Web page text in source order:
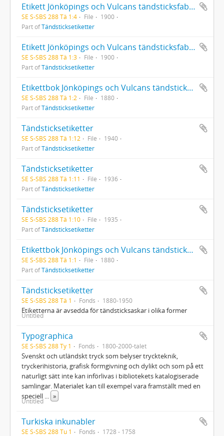
Etikett Jönköpings och Vulcans tändsticksfabriksaktiebolag 5956-7291
SE S-SBS 288 Tä 1:4 File
1900
Part ofTändsticksetiketter
Etikett Jönköpings och Vulcans tändsticksfabriksaktiebolag 3541-5955
SE S-SBS 288 Tä 1:3 File
1900
Part ofTändsticksetiketter
Etikettbok Jönköpings och Vulcans tändsticksfabriksaktiebolag 1507-3540
SE S-SBS 288 Tä 1:2 File
1880
Part ofTändsticksetiketter
Tändsticksetiketter
SE S-SBS 288 Tä 1:12 File
1940
Part ofTändsticksetiketter
Tändsticksetiketter
SE S-SBS 288 Tä 1:11 File
1936
Part ofTändsticksetiketter
Tändsticksetiketter
SE S-SBS 288 Tä 1:10 File
1935
Part ofTändsticksetiketter
Etikettbok Jönköpings och Vulcans tändsticksfabriksaktiebolag 1-1506
SE S-SBS 288 Tä 1:1 File
1880
Part ofTändsticksetiketter
Tändsticksetiketter
SE S-SBS 288 Tä 1 Fonds 1880-1950
Etiketterna är avsedda för tändsticksaskar i olika former
Untitled
Typographica
SE S-SBS 288 Ty 1 Fonds 1800-2000-talet
Svenskt och utländskt tryck som belyser tryckteknik,
tryckerihistoria, grafisk formgivning och dylikt och som på ett
naturligt sätt inte kan införlivas i bibliotekets katalogiserade
samlingar. Materialet kan till exempel vara framställt med en
speciell
»
Untitled
Turkiska inkunabler
SE S-SBS 288 Tu 1 Fonds 1728 - 1758